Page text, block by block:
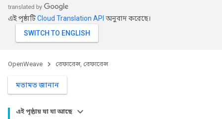
এই পৃষ্ঠাটিCloud Translation API অনুবাদ করেছে।
OpenWeave রেফারেন্স, রেফারেন্স
মতামত জানান
এই পৃষ্ঠায় যা যা আছে